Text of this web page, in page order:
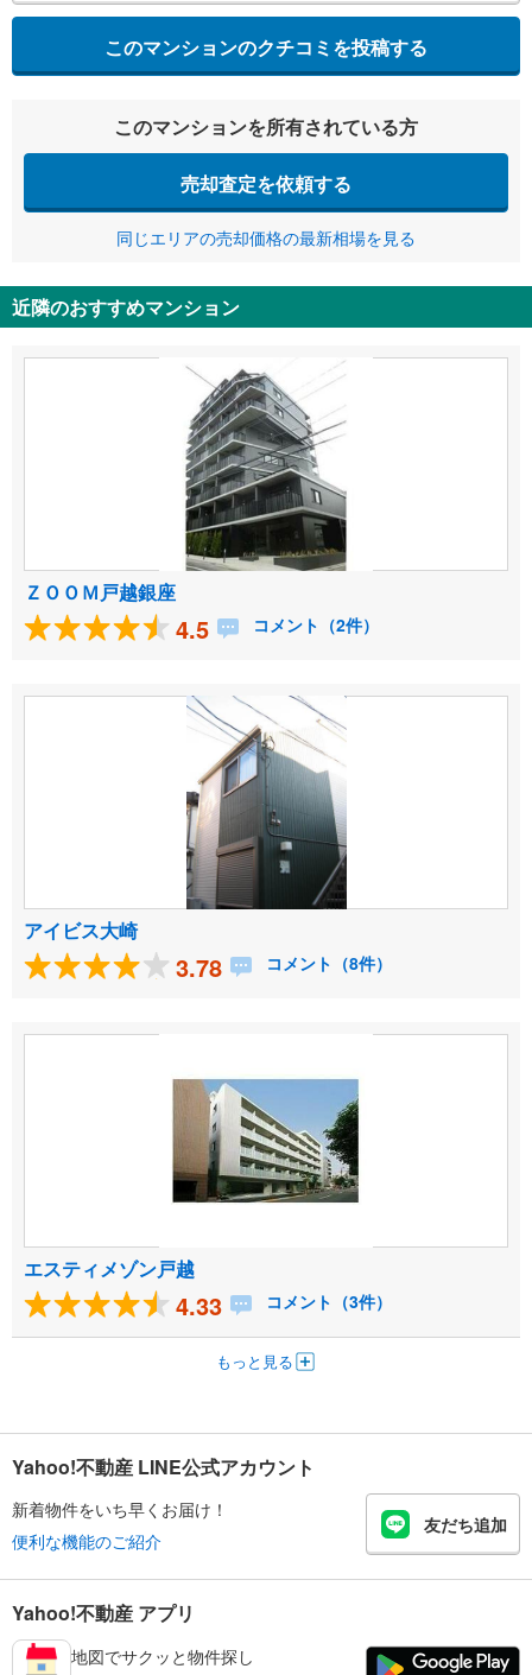
このマンションのクチコミを投稿する
このマンションを所有されている方
売却査定を依頼する
同じエリアの売却価格の最新相場を見る
近隣のおすすめマンション
ＺＯＯＭ戸越銀座
4.5 コメント（2件）
アイビス大崎
3.78 コメント（8件）
エスティメゾン戸越
4.33 コメント（3件）
もっと見る
Yahoo!不動産 LINE公式アカウント
新着物件をいち早くお届け！
便利な機能のご紹介
友だち追加
Yahoo!不動産 アプリ
地図でサクッと物件探し